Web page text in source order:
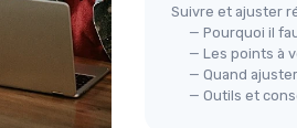
Suivre et ajuster
— Pourquoi il
— Les points à
— Quand
— Outils et